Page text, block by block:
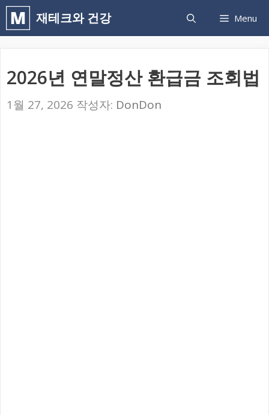
컨
텐
건
너
재테크와 건강 Menu
2026년 연말정산 환급금 조회법
1월 27, 2026 작성자: DonDon